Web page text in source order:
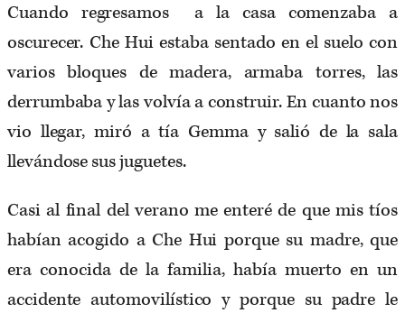
Cuando regresamos a la casa comenzaba a
oscurecer. Che Hui estaba sentado en el suelo con
varios bloques de madera, armaba torres, las
derrumbaba y las volvía a construir. En cuanto nos
vio llegar, miró a tía Gemma y salió de la sala
llevándose sus juguetes.
Casi al final del verano me enteré de que mis tíos
habían acogido a Che Hui porque su madre, que
era conocida de la familia, había muerto en un
accidente automovilístico y porque su padre le